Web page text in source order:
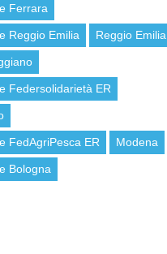
Ferrara
Reggio Emilia Reggio Emilia
Federsolidarietà ER
FedAgriPesca ER Modena
Bologna